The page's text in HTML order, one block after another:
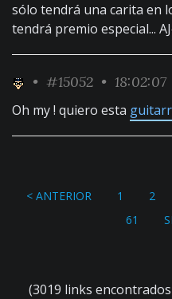
sólo tendrá una carita en
tendrá premio especial...
• #15052 • 18:02:07
Oh my ! quiero esta
< ANTERIOR 1 2
61
(3019 links